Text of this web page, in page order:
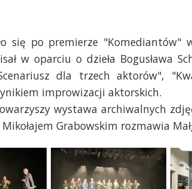
się po premierze "Komediantów"
w oparciu o dzieła Bogusława
dla trzech aktorów",
improwizacji aktorskich.
wystawa archiwalnych
Grabowskim rozmawia